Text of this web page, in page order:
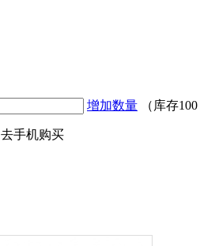
增加数量 （库存100
去手机购买